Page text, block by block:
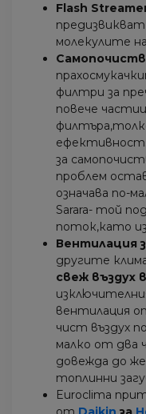
Flash
предизвикват
молекулите
филтри за
повече
за
проблем
означава по-
Sarara- той
поток,като
Вентилация
другите
свеж въздух
вентилация
чист въздух
малко от два
довежда до
топлинни
Euroclima